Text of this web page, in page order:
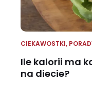
CIEKAWOSTKI,
Ile kalorii ma
na diecie?